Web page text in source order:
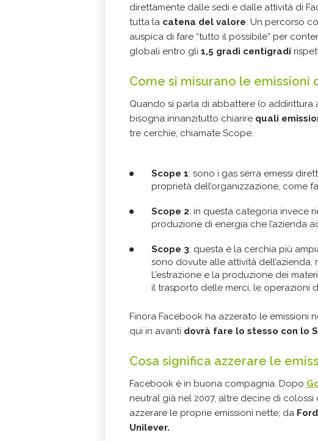
direttamente dalle sedi e dalle attività di
tutta la catena del valore. Un percorso
auspica di fare “tutto il possibile” per
globali entro gli 1,5 gradi centigradi
Come si misurano le emissioni
Quando si parla di abbattere (o addirittura
bisogna innanzitutto chiarire quali
tre cerchie, chiamate Scope:
Scope 1: sono i gas serra emessi
proprietà dell’organizzazione, come
Scope 2: in questa categoria invece
produzione di energia che l’azienda
Scope 3: questa è la cerchia più
sono dovute alle attività dell’azienda,
L’estrazione e la produzione dei
il trasporto delle merci, le operazioni
Finora Facebook ha azzerato le emissioni
qui in avanti dovrà fare lo stesso con lo
Cosa significa azzerare le
Facebook è in buona compagnia. Dopo
neutral già nel 2007, altre decine di
azzerare le proprie emissioni nette; da
Unilever.